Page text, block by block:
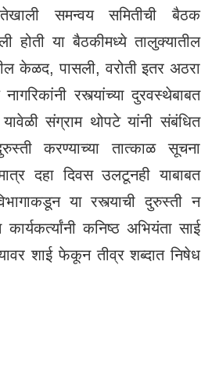
समन्वय समितीची बैठक
होती या बैठकीमध्ये तालुक्यातील
केळद, पासली, वरोती इतर अठरा
रस्त्यांच्या दुरवस्थेबाबत
संग्राम थोपटे यांनी संबंधित
करण्याच्या तात्काळ सूचना
दहा दिवस उलटूनही याबाबत
या रस्त्याची दुरुस्ती न
कनिष्ठ अभियंता साई
शाई फेकून तीव्र शब्दात निषेध